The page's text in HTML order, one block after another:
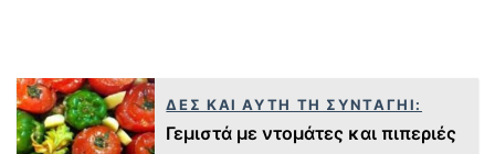
ΔΕΣ ΚΑΙ ΑΥΤΗ ΤΗ ΣΥΝΤΑΓΗΙ:
Γεμιστά με ντομάτες και πιπεριές